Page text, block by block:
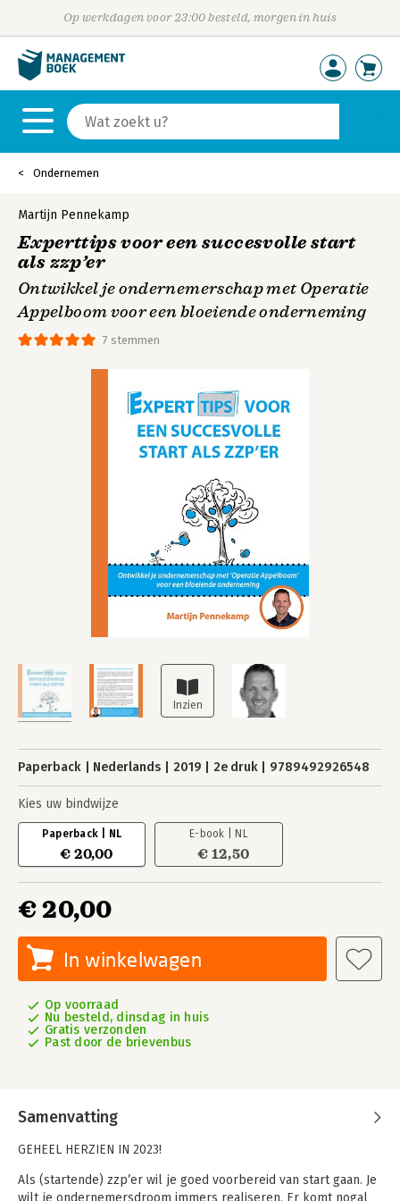
Op werkdagen voor 23:00 besteld, morgen in huis
Ondernemen
7 stemmen
Martijn Pennekamp
Experttips voor een succesvolle start
als zzp’er
Ontwikkel je ondernemerschap met Operatie
Appelboom voor een bloeiende onderneming
Paperback Nederlands 2019 2e druk 9789492926548
Kies uw bindwijze
Paperback | NL
€ 20,00
E-book | NL
€ 12,50
€ 20,00
In winkelwagen
Op voorraad
Nu besteld, dinsdag in huis
Gratis verzonden
Past door de brievenbus
Samenvatting
GEHEEL HERZIEN IN 2023!
Als (startende) zzp’er wil je goed voorbereid van start gaan. Je
wilt je ondernemersdroom immers realiseren. Er komt nogal